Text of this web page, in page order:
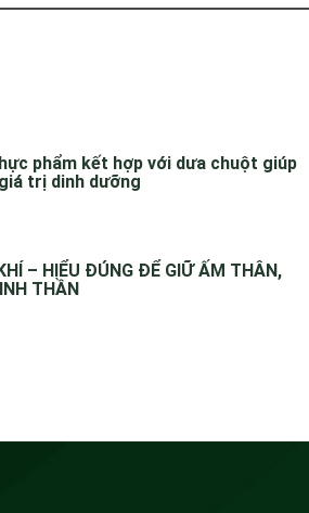
phẩm kết hợp với dưa chuột giúp
trị dinh dưỡng
– HIỂU ĐÚNG ĐỂ GIỮ ẤM THÂN,
THẦN